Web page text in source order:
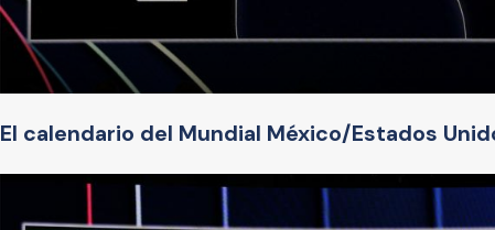
El calendario del Mundial México/Estados